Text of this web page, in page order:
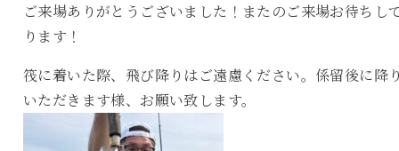
ご来場ありがとうございました！またのご来場お待ちし
ります！
筏に着いた際、飛び降りはご遠慮ください。係留後に降
いただきます様、お願い致します。